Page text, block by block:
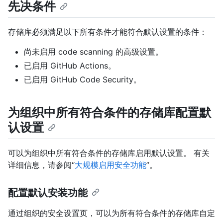
先决条件
存储库必须满足以下所有条件才能符合默认设置的条件：
尚未启用 code scanning 的高级设置。
已启用 GitHub Actions。
已启用 GitHub Code Security。
为组织中所有符合条件的存储库配置默
认设置
可以为组织中所有符合条件的存储库启用默认设置。 有关
详细信息，请参阅“大规模启用安全功能”。
配置默认安装功能
通过组织的安全设置页，可以为所有符合条件的存储库自定